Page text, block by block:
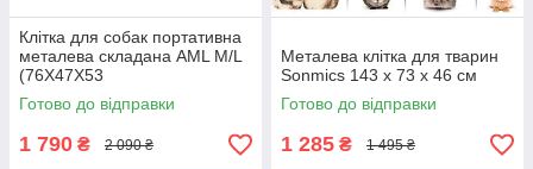
Клітка для собак портативна
металева складана AML M/L
(76X47X53
Готово до відправки
1 790 ₴ 2 090 ₴
Металева клітка для тварин
Sonmics 143 x 73 x 46 см
Готово до відправки
1 285 ₴ 1 495 ₴